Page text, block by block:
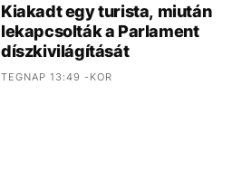
Kiakadt egy turista, miután
lekapcsolták a Parlament
díszkivilágítását
TEGNAP 13:49 -KOR